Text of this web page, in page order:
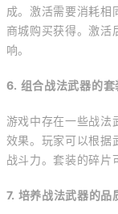
成。激活需要消耗相
商城购买获得。激活
响。
6. 组合战法武器的套
游戏中存在一些战法
效果。玩家可以根据
战斗力。套装的碎片
7. 培养战法武器的品